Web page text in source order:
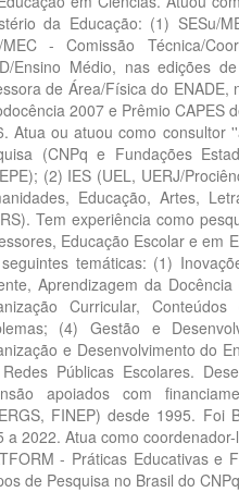
da Educação: (1) SESu/
MEC - Comissão Técnica/
Ensino Médio, nas edições
de Área/Física do
2007 e Prêmio CAPES
Atua ou atuou como consultor
(CNPq e Fundações
(2) IES (UEL, UERJ/
Educação, Artes,
Tem experiência como
Educação Escolar e em
temáticas: (1)
Aprendizagem da
Curricular,
(4) Gestão e
e Desenvolvimento do
Públicas Escolares.
apoiados com
FINEP) desde 1995. Foi
a 2022. Atua como
- Práticas Educativas e
de Pesquisa no Brasil do